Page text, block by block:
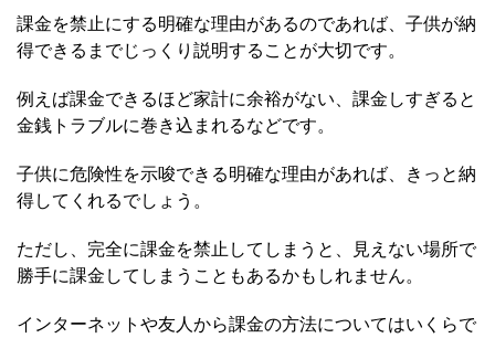
課金を禁止にする明確な理由があるのであれば、子供が納
得できるまでじっくり説明することが大切です。
例えば課金できるほど家計に余裕がない、課金しすぎると
金銭トラブルに巻き込まれるなどです。
子供に危険性を示唆できる明確な理由があれば、きっと納
得してくれるでしょう。
ただし、完全に課金を禁止してしまうと、見えない場所で
勝手に課金してしまうこともあるかもしれません。
インターネットや友人から課金の方法についてはいくらで